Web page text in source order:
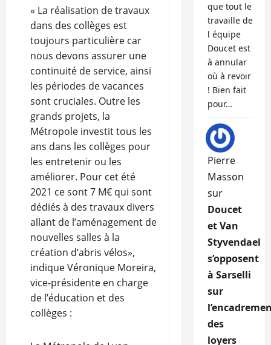
« La réalisation de travaux
dans des collèges est
toujours particulière car
nous devons assurer une
continuité de service, ainsi
les périodes de vacances
sont cruciales. Outre les
grands projets, la
Métropole investit tous les
ans dans les collèges pour
les entretenir ou les
améliorer. Pour cet été
2021 ce sont 7 M€ qui sont
dédiés à des travaux divers
allant de l’aménagement de
nouvelles salles à la
création d’abris vélos»,
indique Véronique Moreira,
vice-présidente en charge
de l’éducation et des
collèges :
que tout le
travaille de
l équipe
Doucet est
à annular
où à revoir
! Bien fait
pour…
Pierre
Masson
sur
Doucet
et Van
Styvendael
s’opposent
à Sarselli
sur
des
loyers